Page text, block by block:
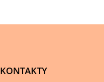
KONTAKTY